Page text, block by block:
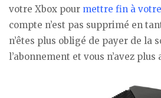
votre Xbox pour mettre fin à
compte n’est pas supprimé en
n’êtes plus obligé de payer de la
l’abonnement et vous n’avez plus